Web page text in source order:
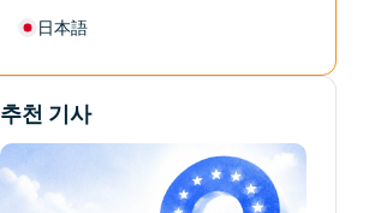
日本語
추천 기사